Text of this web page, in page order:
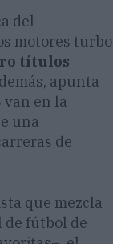
del
motores turbo
títulos
apunta
van en la
una
de
que mezcla
de fútbol de